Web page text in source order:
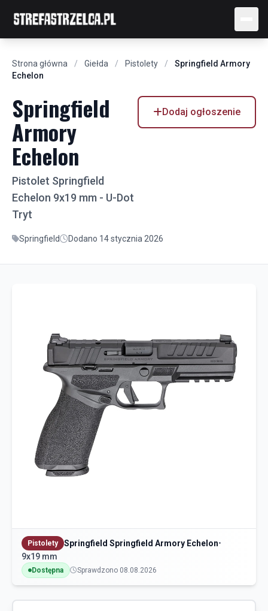
Strona główna / Giełda / Pistolety /
Springfield Armory
Echelon
Springfield
Armory
Echelon
Pistolet Springfield
Echelon 9x19 mm - U-Dot
Tryt
Dodaj ogłoszenie
Springfield Dodano 14 stycznia 2026
Pistolety Springfield Springfield Armory Echelon•
9x19 mm
Dostępna Sprawdzono 08.08.2026